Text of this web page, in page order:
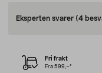
Eksperten svarer (4
Fri frakt
Fra 599,–*